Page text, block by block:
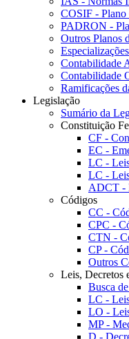
COSIF - Plano
PADRON -
Outros Planos
Contabilidade
Contabilidade
Ramificações
Legislação
Sumário da
Constituição
CF -
EC -
LC -
LC -
ADCT -
Códigos
CC -
CPC -
CTN -
CP -
Outros
Leis, Decretos
Busca
LC -
LO -
MP -